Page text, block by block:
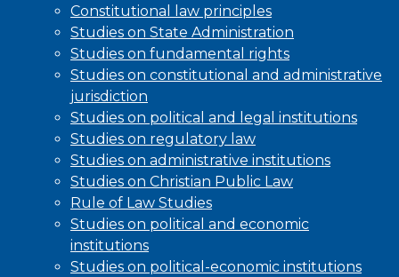
Constitutional law principles
Studies on State Administration
Studies on fundamental rights
Studies on constitutional and administrative
jurisdiction
Studies on political and legal institutions
Studies on regulatory law
Studies on administrative institutions
Studies on Christian Public Law
Rule of Law Studies
Studies on political and economic
institutions
Studies on political-economic institutions